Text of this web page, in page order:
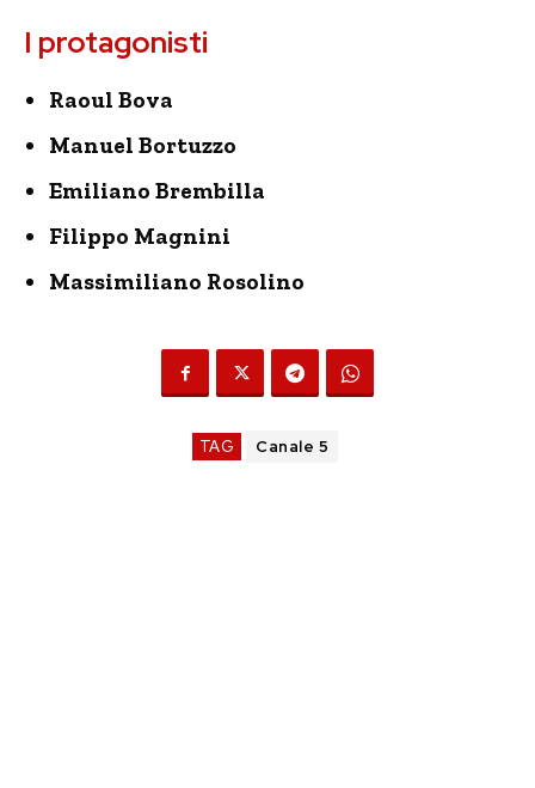
I protagonisti
Raoul Bova
Manuel Bortuzzo
Emiliano Brembilla
Filippo Magnini
Massimiliano Rosolino
TAG Canale 5